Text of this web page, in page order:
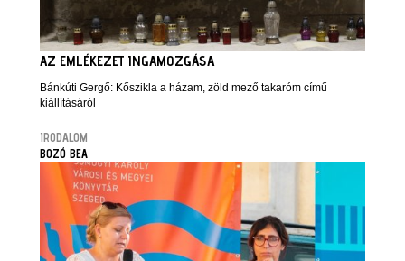
AZ EMLÉKEZET INGAMOZGÁSA
Bánkúti Gergő: Kőszikla a házam, zöld mező takaróm című
kiállításáról
IRODALOM
BOZÓ BEA